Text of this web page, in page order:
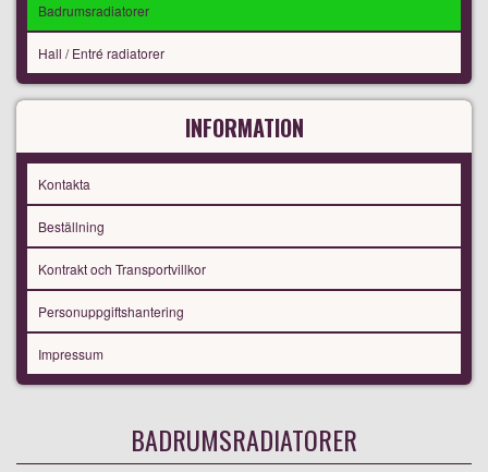
Badrumsradiatorer
Hall / Entré radiatorer
INFORMATION
Kontakta
Beställning
Kontrakt och Transportvillkor
Personuppgiftshantering
Impressum
BADRUMSRADIATORER